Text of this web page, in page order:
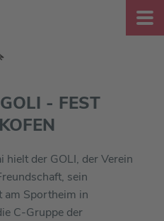
- FEST
der GOLI, der Verein
sein
am Sportheim in
C-Gruppe der